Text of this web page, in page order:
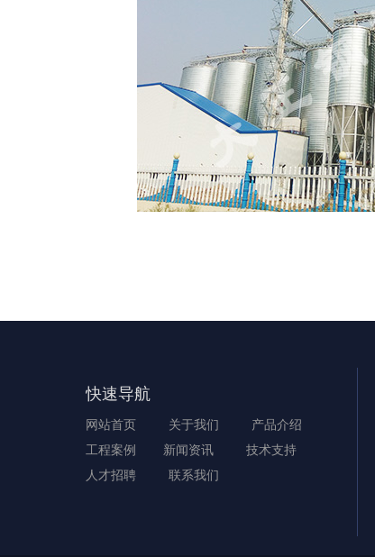
快速导航
网站首页 关于我们
产品介绍
工程案例
新闻资讯
技术支持
人才招聘
联系我们